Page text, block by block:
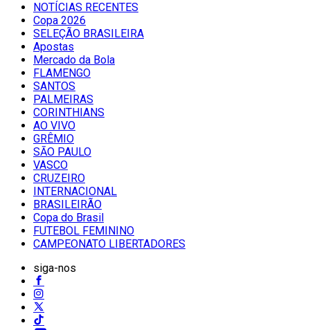
NOTÍCIAS RECENTES
Copa 2026
SELEÇÃO BRASILEIRA
Apostas
Mercado da Bola
FLAMENGO
SANTOS
PALMEIRAS
CORINTHIANS
AO VIVO
GRÊMIO
SĀO PAULO
VASCO
CRUZEIRO
INTERNACIONAL
BRASILEIRÃO
Copa do Brasil
FUTEBOL FEMININO
CAMPEONATO LIBERTADORES
siga-nos